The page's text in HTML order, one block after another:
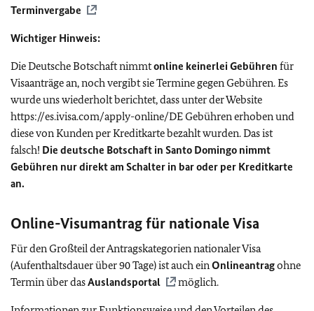
Terminvergabe
Wichtiger Hinweis:
Die Deutsche Botschaft nimmtonline keinerlei Gebühren für
Visaanträge an, noch vergibt sie Termine gegen Gebühren. Es
wurde uns wiederholt berichtet, dass unter der Website
https://es.ivisa.com/apply-online/DE Gebühren erhoben und
diese von Kunden per Kreditkarte bezahlt wurden. Das ist
falsch! Die deutsche Botschaft in Santo Domingo nimmt
Gebühren nur direkt am Schalter in bar oder per Kreditkarte
an.
Online-Visumantrag für nationale Visa
Für den Großteil der Antragskategorien nationaler Visa
(Aufenthaltsdauer über 90 Tage) ist auch ein Onlineantragohne
Termin über dasAuslandsportal möglich.